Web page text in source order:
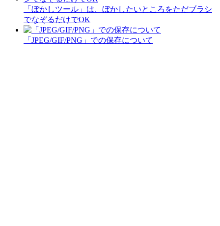
「ぼかしツール」は、ぼかしたいところをただブラシ
でなぞるだけでOK
「JPEG/GIF/PNG」での保存について